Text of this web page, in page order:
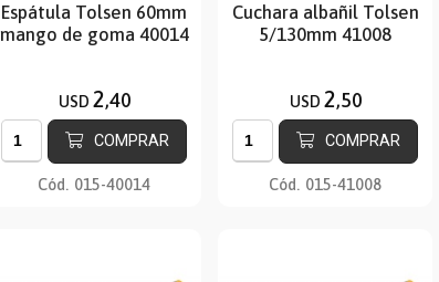
Espátula Tolsen 60mm
mango de goma 40014
USD 2,40
COMPRAR
Cód. 015-40014
Cuchara albañil Tolsen
5/130mm 41008
USD 2,50
COMPRAR
Cód. 015-41008